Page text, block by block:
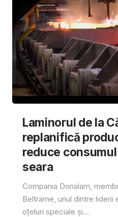
Laminorul de la
replanifică
reduce
seara
Compania Donalam,
Beltrame, unul dintre liderii
oțeluri speciale și...